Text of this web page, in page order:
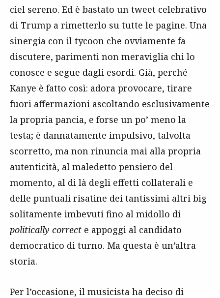
ciel sereno. Ed è bastato un tweet celebrativo
di Trump a rimetterlo su tutte le pagine. Una
sinergia con il tycoon che ovviamente fa
discutere, parimenti non meraviglia chi lo
conosce e segue dagli esordi. Già, perché
Kanye è fatto così: adora provocare, tirare
fuori affermazioni ascoltando esclusivamente
la propria pancia, e forse un po’ meno la
testa; è dannatamente impulsivo, talvolta
scorretto, ma non rinuncia mai alla propria
autenticità, al maledetto pensiero del
momento, al di là degli effetti collaterali e
delle puntuali risatine dei tantissimi altri big
solitamente imbevuti fino al midollo di
politically correct e appoggi al candidato
democratico di turno. Ma questa è un’altra
storia.
Per l’occasione, il musicista ha deciso di